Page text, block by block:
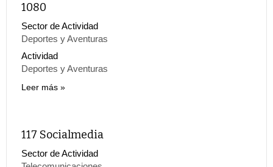
1080
Sector de Actividad
Deportes y Aventuras
Actividad
Deportes y Aventuras
Leer más
117 Socialmedia
Sector de Actividad